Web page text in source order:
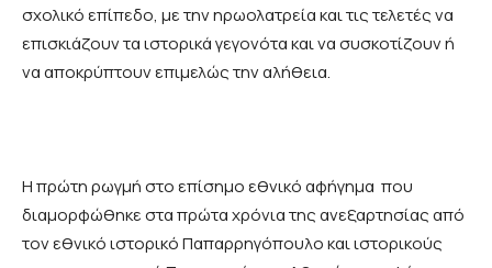
σχολικό επίπεδο, με την ηρωολατρεία και τις τελετές να
επισκιάζουν τα ιστορικά γεγονότα και να συσκοτίζουν ή
να αποκρύπτουν επιμελώς την αλήθεια.
Η πρώτη ρωγμή στο επίσημο εθνικό αφήγημα που
διαμορφώθηκε στα πρώτα χρόνια της ανεξαρτησίας από
τον εθνικό ιστορικό Παπαρρηγόπουλο και ιστορικούς